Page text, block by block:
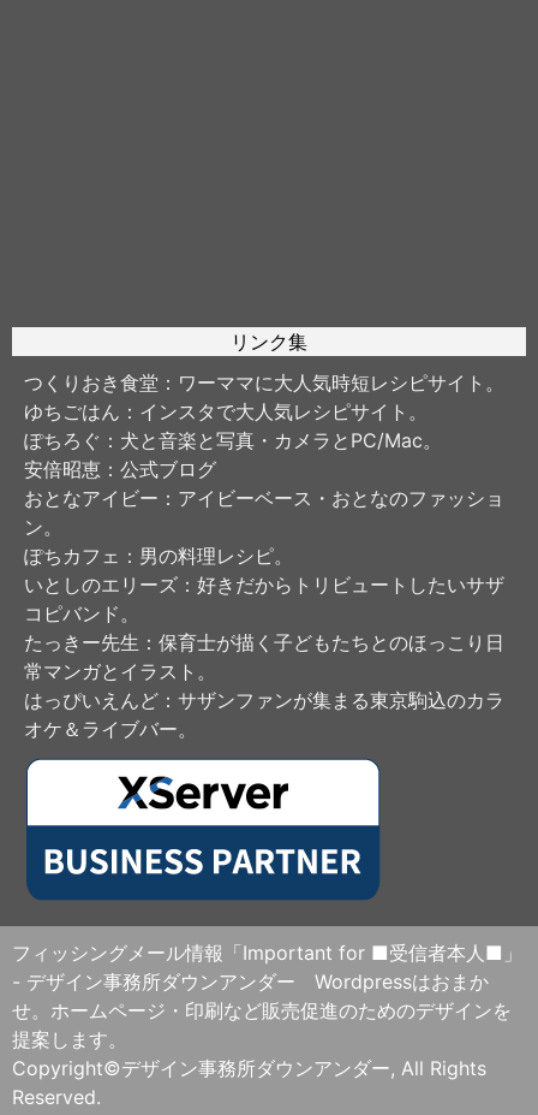
リンク集
つくりおき食堂 ：ワーママに大人気時短レシピサイト。
ゆちごはん ：インスタで大人気レシピサイト。
ぽちろぐ ：犬と音楽と写真・カメラとPC/Mac。
安倍昭恵 ：公式ブログ
おとなアイビー ：アイビーベース・おとなのファッショ
ン。
ぽちカフェ ：男の料理レシピ。
いとしのエリーズ ：好きだからトリビュートしたいサザ
コピバンド。
たっきー先生 ：保育士が描く子どもたちとのほっこり日
常マンガとイラスト。
はっぴいえんど ：サザンファンが集まる東京駒込のカラ
オケ＆ライブバー。
フィッシングメール情報「Important for ■受信者本人■」
- デザイン事務所ダウンアンダー Wordpressはおまか
せ。ホームページ・印刷など販売促進のためのデザインを
提案します。
Copyright©デザイン事務所ダウンアンダー, All Rights
Reserved.